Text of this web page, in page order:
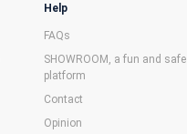
Help
FAQs
SHOWROOM, a fun and safe
platform
Contact
Opinion